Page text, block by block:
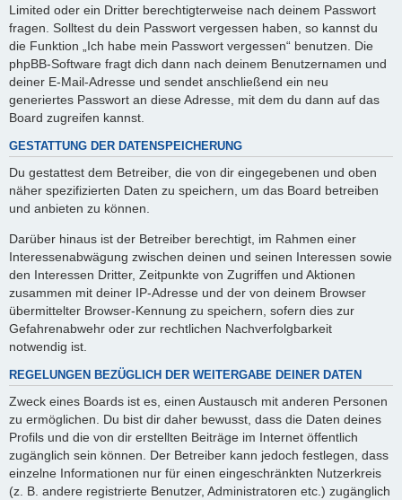
Limited oder ein Dritter berechtigterweise nach deinem Passwort
fragen. Solltest du dein Passwort vergessen haben, so kannst du
die Funktion „Ich habe mein Passwort vergessen“ benutzen. Die
phpBB-Software fragt dich dann nach deinem Benutzernamen und
deiner E-Mail-Adresse und sendet anschließend ein neu
generiertes Passwort an diese Adresse, mit dem du dann auf das
Board zugreifen kannst.
GESTATTUNG DER DATENSPEICHERUNG
Du gestattest dem Betreiber, die von dir eingegebenen und oben
näher spezifizierten Daten zu speichern, um das Board betreiben
und anbieten zu können.
Darüber hinaus ist der Betreiber berechtigt, im Rahmen einer
Interessenabwägung zwischen deinen und seinen Interessen sowie
den Interessen Dritter, Zeitpunkte von Zugriffen und Aktionen
zusammen mit deiner IP-Adresse und der von deinem Browser
übermittelter Browser-Kennung zu speichern, sofern dies zur
Gefahrenabwehr oder zur rechtlichen Nachverfolgbarkeit
notwendig ist.
REGELUNGEN BEZÜGLICH DER WEITERGABE DEINER DATEN
Zweck eines Boards ist es, einen Austausch mit anderen Personen
zu ermöglichen. Du bist dir daher bewusst, dass die Daten deines
Profils und die von dir erstellten Beiträge im Internet öffentlich
zugänglich sein können. Der Betreiber kann jedoch festlegen, dass
einzelne Informationen nur für einen eingeschränkten Nutzerkreis
(z. B. andere registrierte Benutzer, Administratoren etc.) zugänglich